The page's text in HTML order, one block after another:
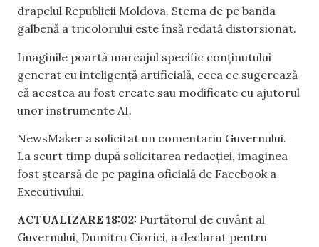
drapelul Republicii Moldova. Stema de pe banda
galbenă a tricolorului este însă redată distorsionat.
Imaginile poartă marcajul specific conținutului
generat cu inteligență artificială, ceea ce sugerează
că acestea au fost create sau modificate cu ajutorul
unor instrumente AI.
NewsMaker a solicitat un comentariu Guvernului.
La scurt timp după solicitarea redacției, imaginea
fost ștearsă de pe pagina oficială de Facebook a
Executivului.
ACTUALIZARE 18:02: Purtătorul de cuvânt al
Guvernului, Dumitru Ciorici, a declarat pentru